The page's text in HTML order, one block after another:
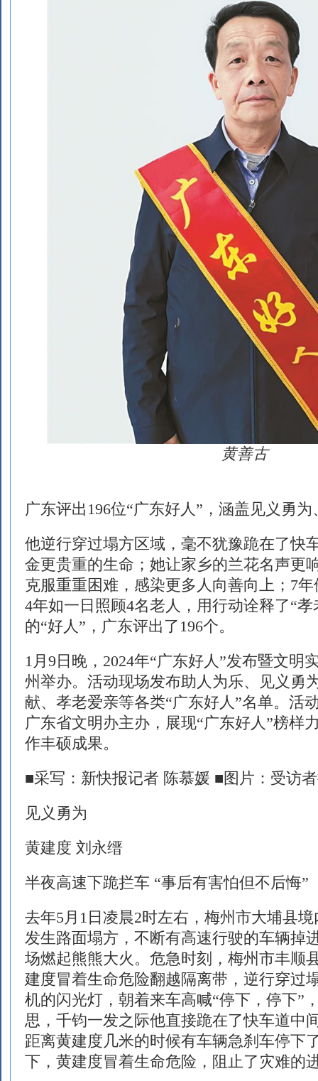
黄善古
广东评出196位“广东好人”，涵盖见义勇
他逆行穿过塌方区域，毫不犹豫跪在了快
金更贵重的生命；她让家乡的兰花名声更
克服重重困难，感染更多人向善向上；7
4年如一日照顾4名老人，用行动诠释了“
的“好人”，广东评出了196个。
1月9日晚，2024年“广东好人”发布暨文明
州举办。活动现场发布助人为乐、见义勇
献、孝老爱亲等各类“广东好人”名单。活
广东省文明办主办，展现“广东好人”榜样
作丰硕成果。
■采写：新快报记者 陈慕媛 ■图片：受访
见义勇为
黄建度 刘永缙
半夜高速下跪拦车 “事后有害怕但不后悔”
去年5月1日凌晨2时左右，梅州市大埔县
发生路面塌方，不断有高速行驶的车辆掉
场燃起熊熊大火。危急时刻，梅州市丰顺
建度冒着生命危险翻越隔离带，逆行穿过
机的闪光灯，朝着来车高喊“停下，停下”
思，千钧一发之际他直接跪在了快车道中
距离黄建度几米的时候有车辆急刹车停下
下，黄建度冒着生命危险，阻止了灾难的